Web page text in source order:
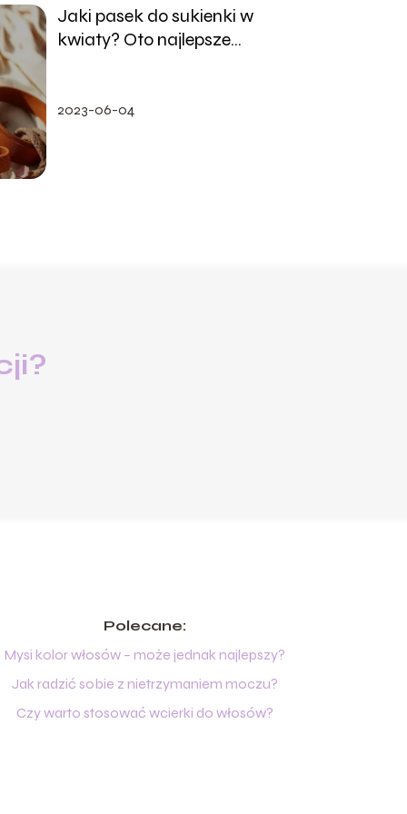
Jaki pasek do sukienki w
kwiaty? Oto najlepsze
2023-06-04
Polecane:
Mysi kolor włosów – może jednak najlepszy?
Jak radzić sobie z nietrzymaniem moczu?
Czy warto stosować wcierki do włosów?